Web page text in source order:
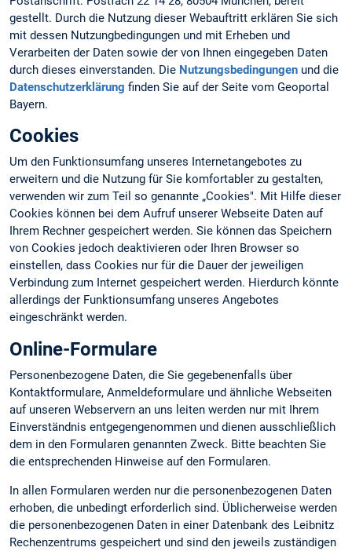
gestellt. Durch die Nutzung dieser Webauftritt erklären Sie sich
mit dessen Nutzungbedingungen und mit Erheben und
Verarbeiten der Daten sowie der von Ihnen eingegeben Daten
durch dieses einverstanden. Die Nutzungsbedingungen und die
Datenschutzerklärung finden Sie auf der Seite vom Geoportal
Bayern.
Cookies
Um den Funktionsumfang unseres Internetangebotes zu
erweitern und die Nutzung für Sie komfortabler zu gestalten,
verwenden wir zum Teil so genannte „Cookies". Mit Hilfe dieser
Cookies können bei dem Aufruf unserer Webseite Daten auf
Ihrem Rechner gespeichert werden. Sie können das Speichern
von Cookies jedoch deaktivieren oder Ihren Browser so
einstellen, dass Cookies nur für die Dauer der jeweiligen
Verbindung zum Internet gespeichert werden. Hierdurch könnte
allerdings der Funktionsumfang unseres Angebotes
eingeschränkt werden.
Online-Formulare
Personenbezogene Daten, die Sie gegebenenfalls über
Kontaktformulare, Anmeldeformulare und ähnliche Webseiten
auf unseren Webservern an uns leiten werden nur mit Ihrem
Einverständnis entgegengenommen und dienen ausschließlich
dem in den Formularen genannten Zweck. Bitte beachten Sie
die entsprechenden Hinweise auf den Formularen.
In allen Formularen werden nur die personenbezogenen Daten
erhoben, die unbedingt erforderlich sind. Üblicherweise werden
die personenbezogenen Daten in einer Datenbank des Leibnitz
Rechenzentrums gespeichert und sind den jeweils zuständigen